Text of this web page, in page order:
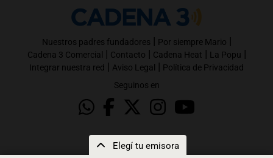
Elegí tu emisora
Nuestros padres fundadores | Por siempre Mario |
Cadena 3 Comercial | Contacto | Cadena Heat | La Popu |
Integrar nuestra red | Aviso Legal | Política de Privacidad
Seguinos en